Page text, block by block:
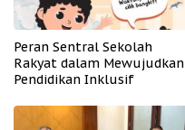
Peran Sentral Sekolah
Rakyat dalam Mewujudkan
Pendidikan Inklusif